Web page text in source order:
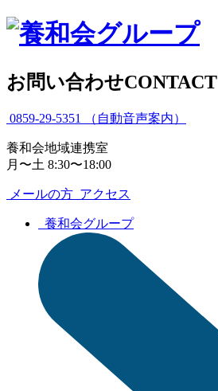
お問い合わせCONTACT
0859-29-5351 （自動音声案内）
養和会地域連携室
月〜土 8:30〜18:00
メールの方 アクセス
養和会グループ